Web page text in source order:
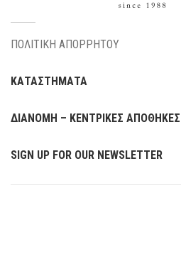
ΠΟΛΙΤΙΚΗ ΑΠΟΡΡΗΤΟΥ
ΚΑΤΑΣΤΗΜΑΤΑ
ΔΙΑΝΟΜΗ – ΚΕΝΤΡΙΚΕΣ ΑΠΟΘΗΚΕΣ
SIGN UP FOR OUR NEWSLETTER